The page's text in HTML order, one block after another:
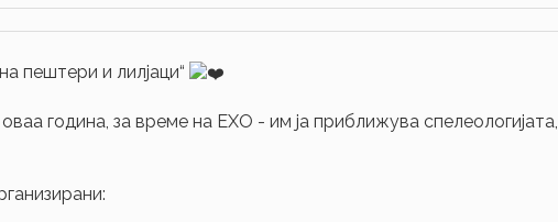
пештери и лилјаци“
година, за време на ЕХО - им ја приближува